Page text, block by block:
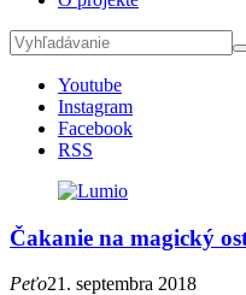
Youtube
Instagram
Facebook
RSS
Čakanie na magický
Peťo21. septembra 2018